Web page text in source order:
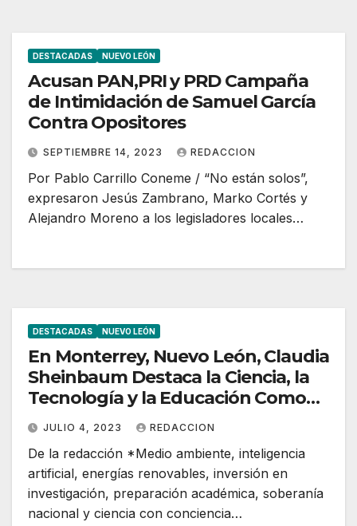
DESTACADAS NUEVO LEÓN
Acusan PAN,PRI y PRD Campaña
de Intimidación de Samuel García
Contra Opositores
SEPTIEMBRE 14, 2023 REDACCION
Por Pablo Carrillo Coneme / “No están solos”,
expresaron Jesús Zambrano, Marko Cortés y
Alejandro Moreno a los legisladores locales…
DESTACADAS NUEVO LEÓN
En Monterrey, Nuevo León, Claudia
Sheinbaum Destaca la Ciencia, la
Tecnología y la Educación Como
Fundamentales en la
Transformación
JULIO 4, 2023 REDACCION
De la redacción *Medio ambiente, inteligencia
artificial, energías renovables, inversión en
investigación, preparación académica, soberanía
nacional y ciencia con conciencia…